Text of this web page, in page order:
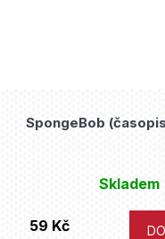
SpongeBob
Skladem
59 Kč